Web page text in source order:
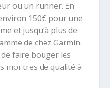
ou un runner. En
150€ pour une
et jusqu’à plus de
de chez Garmin.
faire bouger les
montres de qualité à